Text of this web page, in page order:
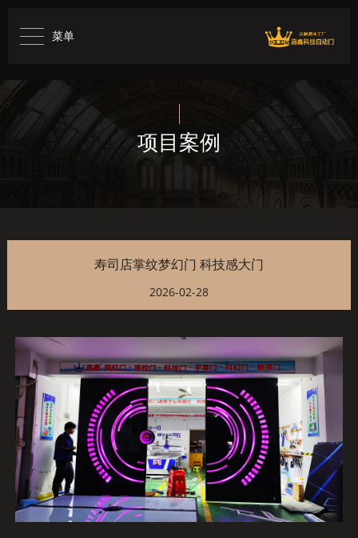
菜单
项目案例
寿司店掌纹梦幻门 科技感大门
2026-02-28